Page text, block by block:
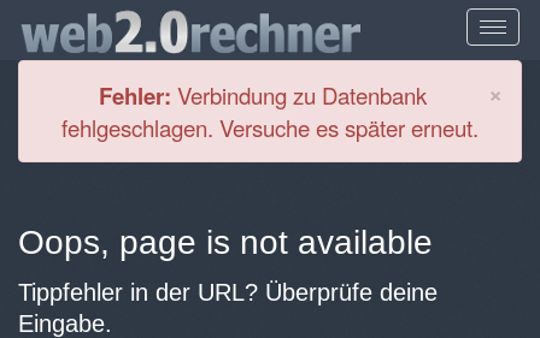
×
Fehler: Verbindung zu Datenbank
fehlgeschlagen. Versuche es später erneut.
Oops, page is not available
Tippfehler in der URL? Überprüfe deine
Eingabe.